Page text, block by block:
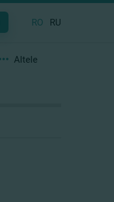
RO RU
Altele